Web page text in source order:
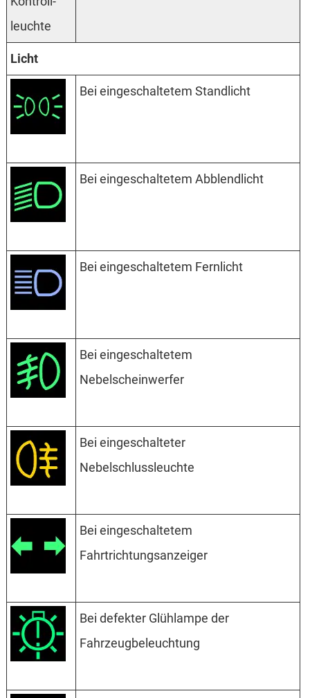
leuchte
Licht
Bei eingeschaltetem Standlicht
Bei eingeschaltetem Abblendlicht
Bei eingeschaltetem Fernlicht
Bei eingeschaltetem
Nebelscheinwerfer
Bei eingeschalteter
Nebelschlussleuchte
Bei eingeschaltetem
Fahrtrichtungsanzeiger
Bei defekter Glühlampe der
Fahrzeugbeleuchtung